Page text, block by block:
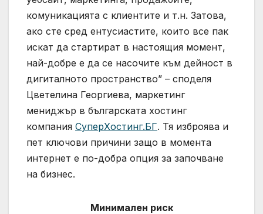
комуникацията с клиентите и т.н. Затова,
ако сте сред ентусиастите, които все пак
искат да стартират в настоящия момент,
най-добре е да се насочите към дейност в
дигиталното пространство” – споделя
Цветелина Георгиева, маркетинг
мениджър в българската хостинг
компания СуперХостинг.БГ. Тя изброява и
пет ключови причини защо в момента
интернет е по-добра опция за започване
на бизнес.
Минимален риск